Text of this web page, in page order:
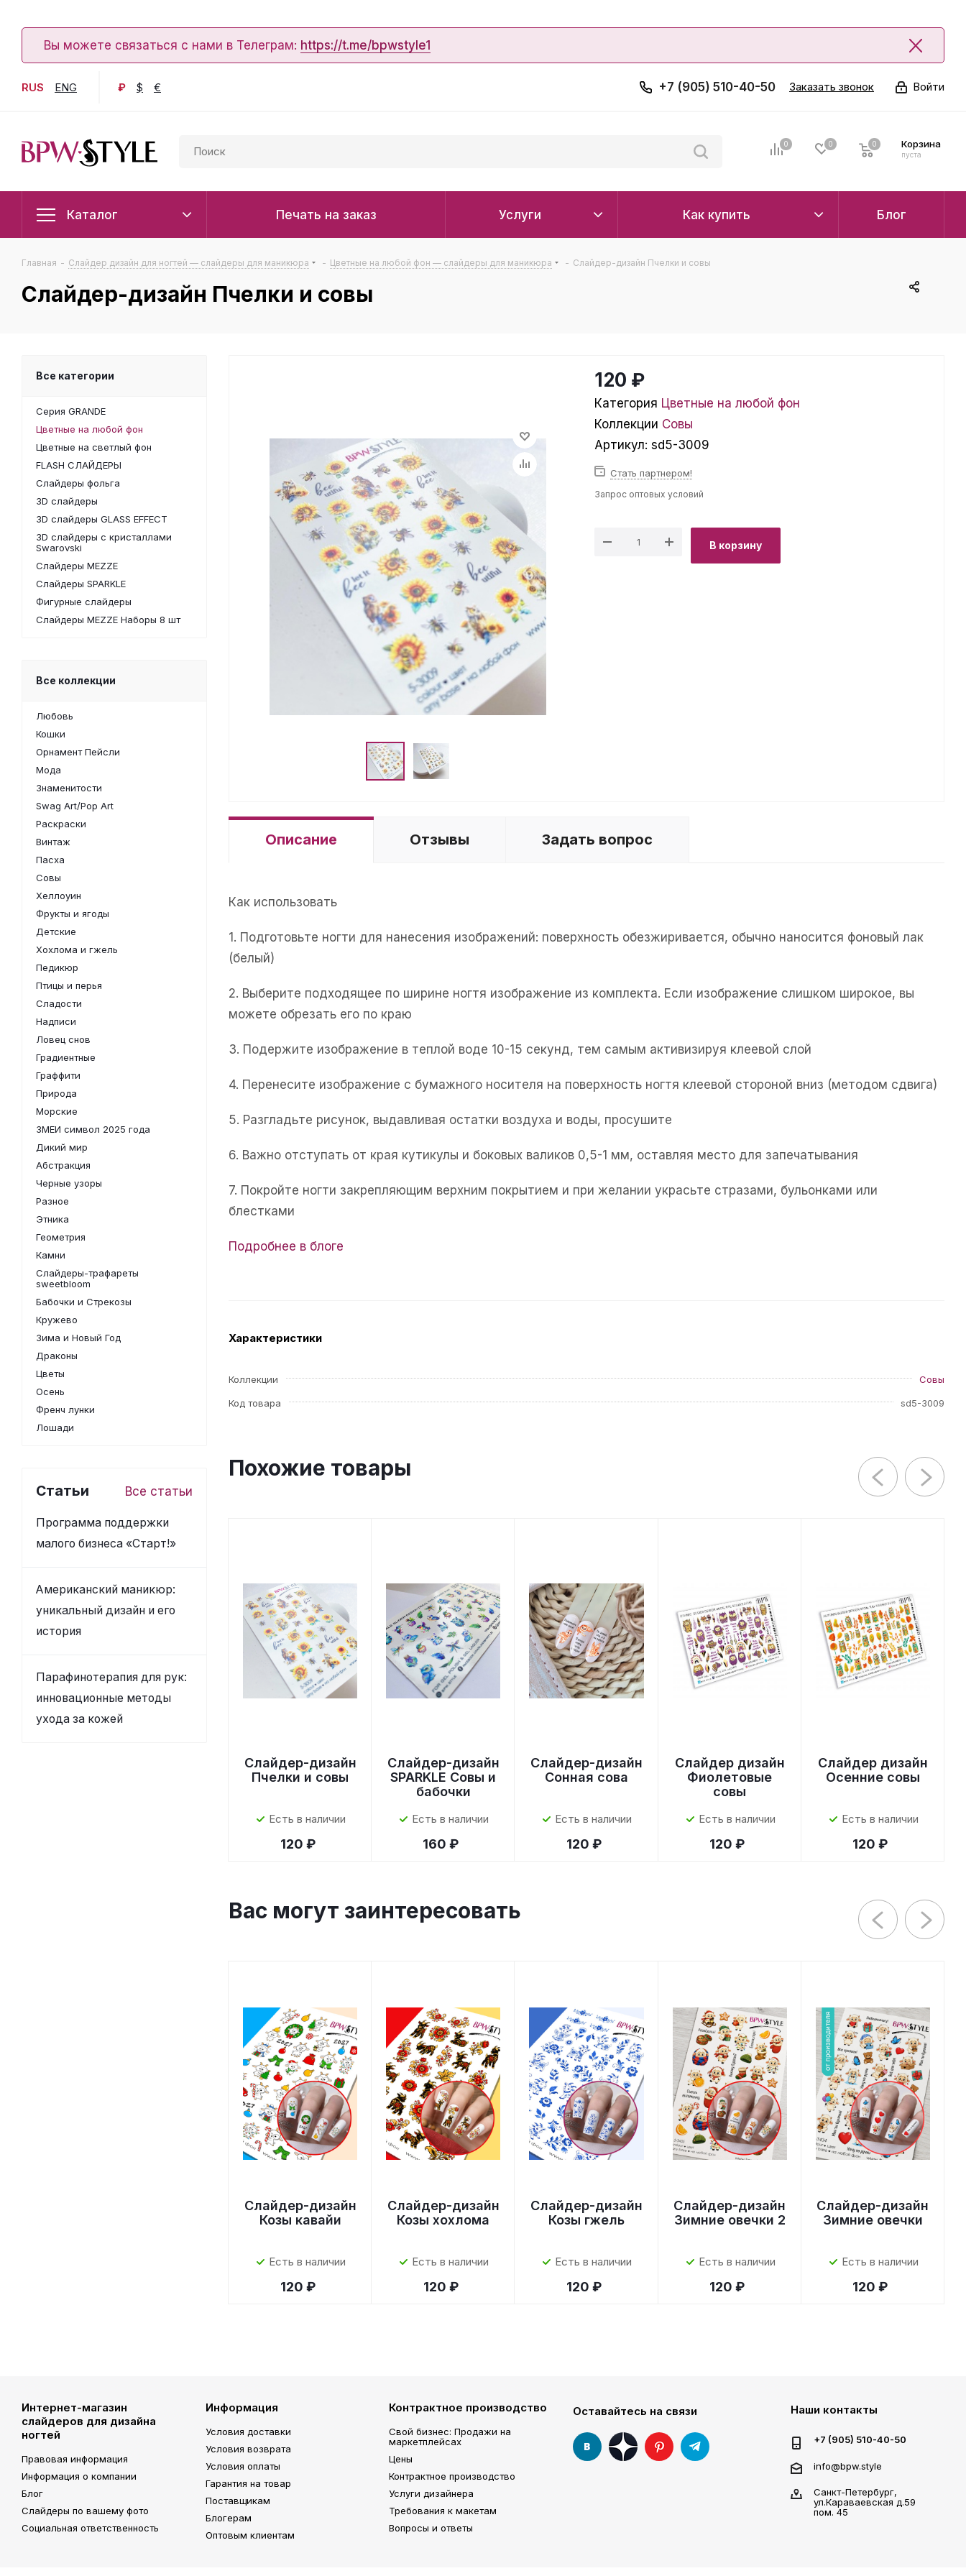
Вы можете связаться с нами в Телеграм: https://t.me/bpwstyle1
RUS ENG ₽ $ € Войти
+7 (905) 510-40-50 Заказать звонок
0 0 Корзина
0
пуста
0
Каталог Печать на заказ Услуги Как купить Блог
Главная - Слайдер дизайн для ногтей — слайдеры для маникюра - Цветные на любой фон — слайдеры для маникюра - Слайдер-дизайн Пчелки и совы
Слайдер-дизайн Пчелки и совы
120 ₽
Категория Цветные на любой фон
Коллекции Совы
Артикул: sd5-3009
Стать партнером!
Запрос оптовых условий
В корзину
Описание Отзывы Задать вопрос
Как использовать
1. Подготовьте ногти для нанесения изображений: поверхность обезжиривается, обычно наносится фоновый лак
(белый)
2. Выберите подходящее по ширине ногтя изображение из комплекта. Если изображение слишком широкое, вы
можете обрезать его по краю
3. Подержите изображение в теплой воде 10-15 секунд, тем самым активизируя клеевой слой
4. Перенесите изображение с бумажного носителя на поверхность ногтя клеевой стороной вниз (методом сдвига)
5. Разгладьте рисунок, выдавливая остатки воздуха и воды, просушите
6. Важно отступать от края кутикулы и боковых валиков 0,5-1 мм, оставляя место для запечатывания
7. Покройте ногти закрепляющим верхним покрытием и при желании украсьте стразами, бульонками или
блестками
Подробнее в блоге
Характеристики
Коллекции Совы
Код товара sd5-3009
Похожие товары
Слайдер-дизайн
Пчелки и совы
Есть в наличии
120 ₽
Слайдер-дизайн
SPARKLE Совы и
бабочки
Есть в наличии
160 ₽
Слайдер-дизайн
Сонная сова
Есть в наличии
120 ₽
Слайдер дизайн
Фиолетовые
совы
Есть в наличии
120 ₽
Слайдер дизайн
Осенние совы
Есть в наличии
120 ₽
Вас могут заинтересовать
Слайдер-дизайн
Козы кавайи
Есть в наличии
120 ₽
Слайдер-дизайн
Козы хохлома
Есть в наличии
120 ₽
Слайдер-дизайн
Козы гжель
Есть в наличии
120 ₽
Слайдер-дизайн
Зимние овечки 2
Есть в наличии
120 ₽
Слайдер-дизайн
Зимние овечки
Есть в наличии
120 ₽
Все категории
Серия GRANDE
Цветные на любой фон
Цветные на светлый фон
FLASH СЛАЙДЕРЫ
Слайдеры фольга
3D слайдеры
3D слайдеры GLASS EFFECT
3D слайдеры с кристаллами
Swarovski
Слайдеры MEZZE
Слайдеры SPARKLE
Фигурные слайдеры
Слайдеры MEZZE Наборы 8 шт
Все коллекции
Любовь
Кошки
Орнамент Пейсли
Мода
Знаменитости
Swag Art/Pop Art
Раскраски
Винтаж
Пасха
Совы
Хеллоуин
Фрукты и ягоды
Детские
Хохлома и гжель
Педикюр
Птицы и перья
Сладости
Надписи
Ловец снов
Градиентные
Граффити
Природа
Морские
ЗМЕИ символ 2025 года
Дикий мир
Абстракция
Черные узоры
Разное
Этника
Геометрия
Камни
Слайдеры-трафареты
sweetbloom
Бабочки и Стрекозы
Кружево
Зима и Новый Год
Драконы
Цветы
Осень
Френч лунки
Лошади
Статьи Все статьи
Программа поддержки
малого бизнеса «Старт!»
Американский маникюр:
уникальный дизайн и его
история
Парафинотерапия для рук:
инновационные методы
ухода за кожей
Интернет-магазин
слайдеров для дизайна
ногтей
Правовая информация
Информация о компании
Блог
Слайдеры по вашему фото
Социальная ответственность
Информация
Условия доставки
Условия возврата
Условия оплаты
Гарантия на товар
Поставщикам
Блогерам
Оптовым клиентам
Контрактное производство
Свой бизнес: Продажи на
маркетплейсах
Цены
Контрактное производство
Услуги дизайнера
Требования к макетам
Вопросы и ответы
Оставайтесь на связи Наши контакты
+7 (905) 510-40-50
info@bpw.style
Санкт-Петербург,
ул.Караваевская д.59
пом. 45